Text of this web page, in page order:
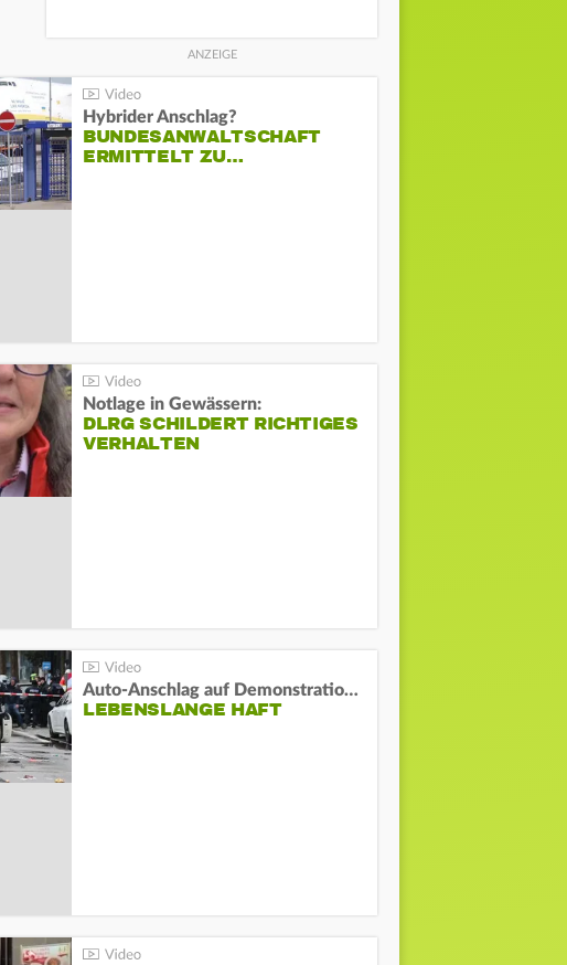
Hybrider Anschlag?
BUNDESANWALTSCHAFT
ERMITTELT ZU…
Notlage in Gewässern:
DLRG SCHILDERT RICHTIGES
VERHALTEN
Auto-Anschlag auf Demonstration in München:
LEBENSLANGE HAFT